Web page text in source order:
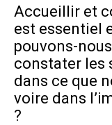
Accueillir et
est essentiel
pouvons-
constater les
dans ce que
voire dans
?